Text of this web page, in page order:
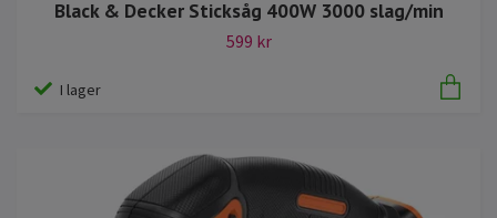
Black & Decker Sticksåg 400W 3000 slag/min
599 kr
I lager